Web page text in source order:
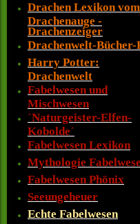
Drachen Lexikon vom
Drachenauge -
Drachenzeiger
Drachenwelt-
Harry Potter:
Drachenwelt
Fabelwesen und
Mischwesen
´Naturgeister-Elfen-
Kobolde´
Fabelwesen Lexikon
Mythologie
Fabelwesen Phönix
Seeungeheuer
Echte Fabelwesen